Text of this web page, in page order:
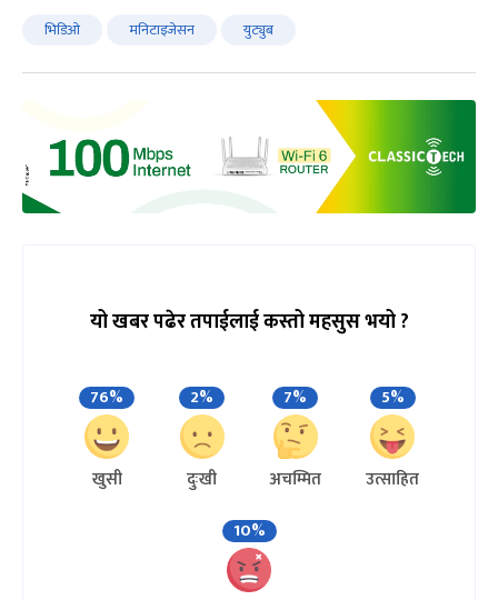
भिडिओ मनिटाइजेसन युट्युब
यो खबर पढेर तपाईलाई कस्तो महसुस भयो ?
76%
खुसी
2%
दुःखी
7%
अचम्मित
5%
उत्साहित
10%